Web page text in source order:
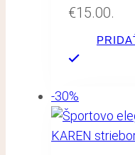
€15.00.
-30%